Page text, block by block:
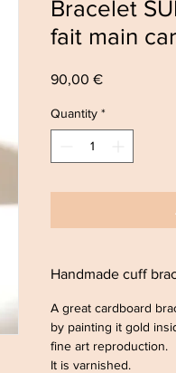
Bracelet
fait main
90,00 €Price
Quantity *
Handmade cuff
A great cardboard
by painting it gold
fine art reproduction.
It is varnished.